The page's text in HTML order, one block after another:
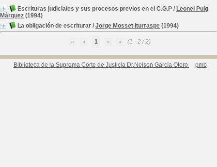
Escrituras judiciales y sus procesos previos en el C.G.P / Leonel Puig
Márquez (1994)
La obligación de escriturar / Jorge Mosset Iturraspe (1994)
1 (1 - 2 / 2)
Biblioteca de la Suprema Corte de Justicia Dr.Nelson García Otero pmb